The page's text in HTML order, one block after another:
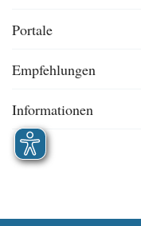
Portale
Empfehlungen
Informationen